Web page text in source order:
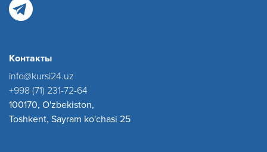
Контакты
info@kursi24.uz
+998 (71) 231-72-64
100170, O'zbekiston,
Toshkent, Sayram ko'chasi 25